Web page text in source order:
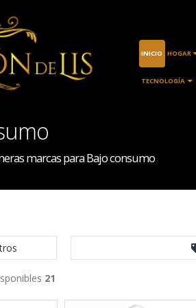
INICIO HOGAR
TECNOLOGÍA
marcas para Bajo consumo
21